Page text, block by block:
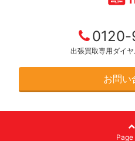
0120-
出張買取専用ダイ
お問い
Page